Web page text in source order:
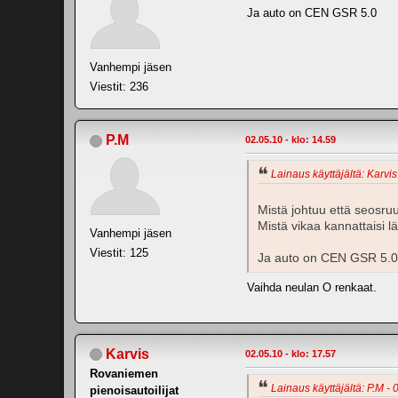
Vanhempi jäsen
Viestit: 236
Ja auto on CEN GSR 5.0
P.M
Vanhempi jäsen
Viestit: 125
02.05.10 - klo: 14.59
Lainaus käyttäjältä:
Mistä johtuu että
Mistä vikaa kannattaisi
Ja auto on CEN GSR 5.0
Vaihda neulan O renkaat.
Karvis
Rovaniemen
pienoisautoilijat
02.05.10 - klo: 17.57
Lainaus käyttäjältä: P.M -